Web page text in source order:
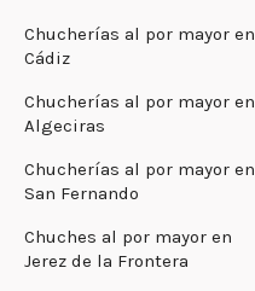
Chucherías al por mayor en
Cádiz
Chucherías al por mayor en
Algeciras
Chucherías al por mayor en
San Fernando
Chuches al por mayor en
Jerez de la Frontera